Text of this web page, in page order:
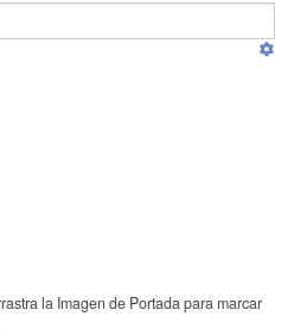
la Imagen de Portada para marcar